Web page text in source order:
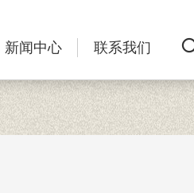
新闻中心 联系我们